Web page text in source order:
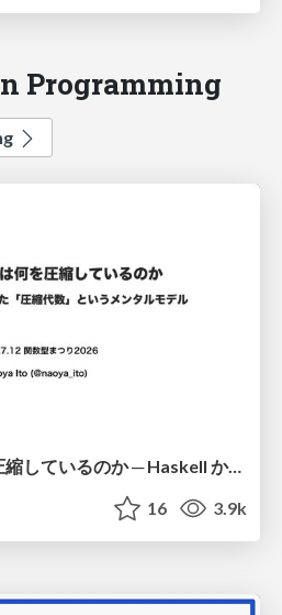
Programming
アルゴリズムは何を圧縮しているのか ─ Haskell から育った「圧縮代数」というメンタルモデル
16 3.9k